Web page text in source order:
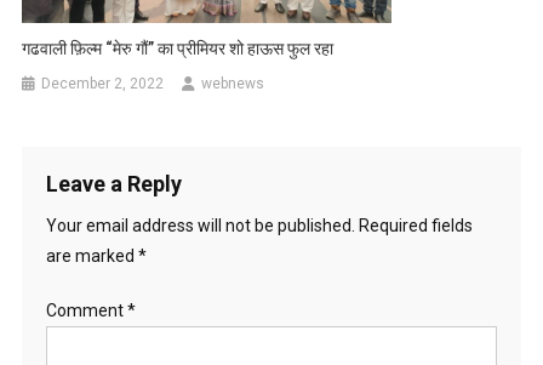
गढवाली फ़िल्म “मेरु गौं” का प्रीमियर शो हाऊस फुल रहा
December 2, 2022 webnews
Leave a Reply
Your email address will not be published. Required fields
are marked *
Comment*